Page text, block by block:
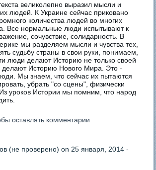
великолепно выразил мысли и
людей. К Украине сейчас приковано
количества людей во многих
Все нормальные люди испытывают к
сочувствие, солидарность. В
мы разделяем мысли и чувства тех,
судьбу страны в свои руки, понимаем,
люди делают Историю не только своей
делают Историю Нового Мира. Это -
Мы знаем, что сейчас их пытаются
убрать "со сцены", физически
уроков Истории мы помним, что народ
оставлять комментарии
(не проверено) on 25 января, 2014 -